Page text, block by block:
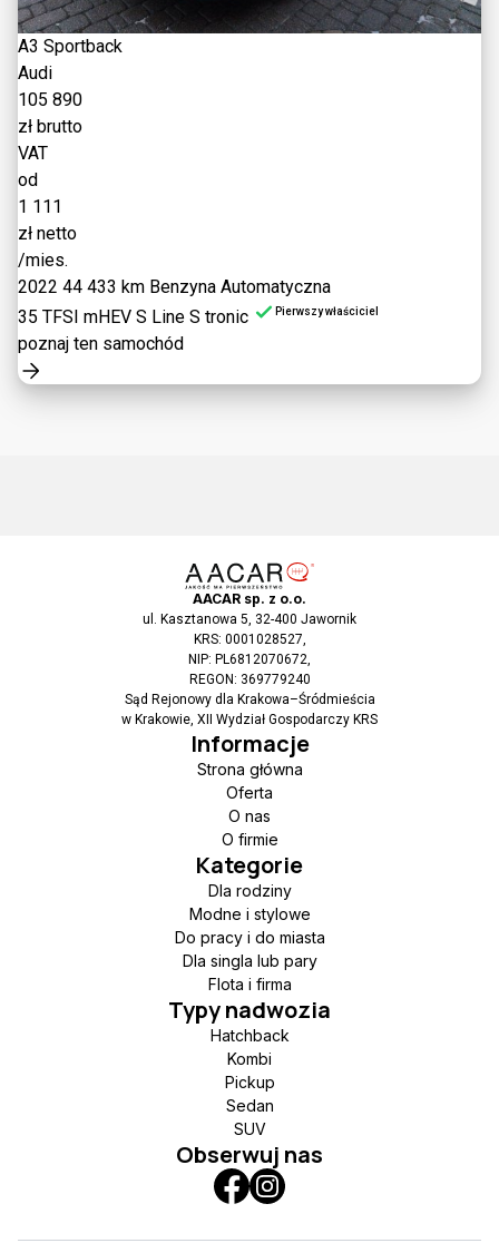
A3 Sportback
Audi
105 890
zł brutto
VAT
od
1 111
zł netto
/mies.
2022 44 433 km Benzyna Automatyczna
35 TFSI mHEV S Line S tronic
Pierwszy właściciel
poznaj ten samochód
AACAR sp. z o.o.
ul. Kasztanowa 5, 32-400 Jawornik
KRS: 0001028527,
NIP: PL6812070672,
REGON: 369779240
Sąd Rejonowy dla Krakowa–Śródmieścia
w Krakowie, XII Wydział Gospodarczy KRS
Informacje
Strona główna
Oferta
O nas
O firmie
Kategorie
Dla rodziny
Modne i stylowe
Do pracy i do miasta
Dla singla lub pary
Flota i firma
Typy nadwozia
Hatchback
Kombi
Pickup
Sedan
SUV
Obserwuj nas